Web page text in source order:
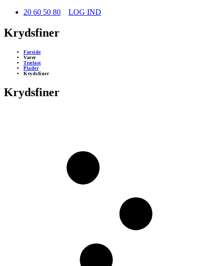
20 60 50 80
LOG IND
Krydsfiner
Forside
Varer
Trælast
Plader
Krydsfiner
Krydsfiner